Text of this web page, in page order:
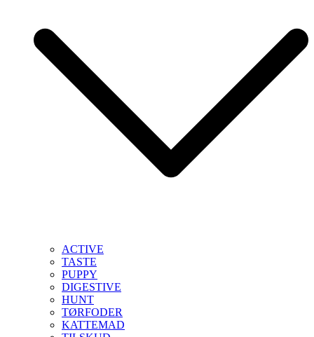
ACTIVE
TASTE
PUPPY
DIGESTIVE
HUNT
TØRFODER
KATTEMAD